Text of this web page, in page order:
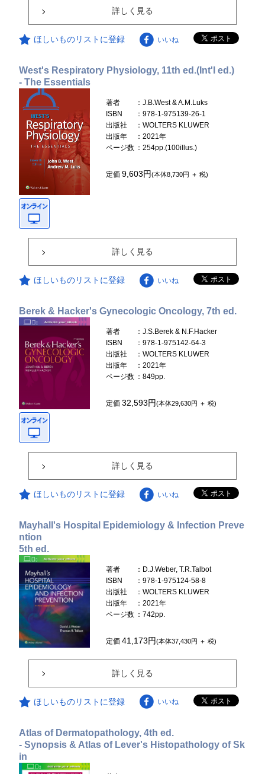
詳しく見る
ほしいものリストに登録 いいね
West's Respiratory Physiology, 11th ed.(Int'l ed.)
- The Essentials
著者
：J.B.West & A.M.Luks
ISBN
：978-1-975139-26-1
出版社
：WOLTERS KLUWER
出版年
：2021年
ページ数 ：254pp.(100illus.)
定価9,603円(本体8,730円 ＋ 税)
詳しく見る
ほしいものリストに登録 いいね
Berek & Hacker's Gynecologic Oncology, 7th ed.
著者
：J.S.Berek & N.F.Hacker
ISBN
：978-1-975142-64-3
出版社
：WOLTERS KLUWER
出版年
：2021年
ページ数 ：849pp.
定価32,593円(本体29,630円 ＋ 税)
詳しく見る
ほしいものリストに登録 いいね
Mayhall's Hospital Epidemiology & Infection Preve
ntion
5th ed.
著者
：D.J.Weber, T.R.Talbot
ISBN
：978-1-975124-58-8
出版社
：WOLTERS KLUWER
出版年
：2021年
ページ数 ：742pp.
定価41,173円(本体37,430円 ＋ 税)
詳しく見る
ほしいものリストに登録 いいね
Atlas of Dermatopathology, 4th ed.
- Synopsis & Atlas of Lever's Histopathology of Sk
in